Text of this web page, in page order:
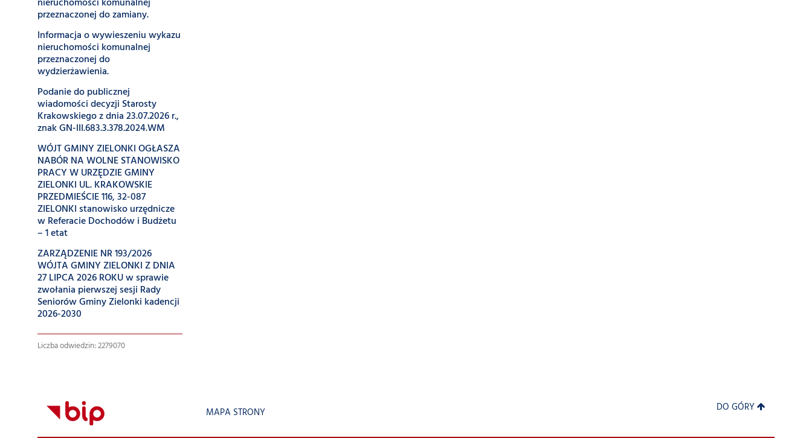
przeznaczonej do zamiany.
Informacja o wywieszeniu wykazu
nieruchomości komunalnej
przeznaczonej do
wydzierżawienia.
Podanie do publicznej
wiadomości decyzji Starosty
Krakowskiego z dnia 23.07.2026 r.,
znak GN-III.683.3.378.2024.WM
WÓJT GMINY ZIELONKI OGŁASZA
NABÓR NA WOLNE STANOWISKO
PRACY W URZĘDZIE GMINY
ZIELONKI UL. KRAKOWSKIE
PRZEDMIEŚCIE 116, 32-087
ZIELONKI stanowisko urzędnicze
w Referacie Dochodów i Budżetu
– 1 etat
ZARZĄDZENIE NR 193/2026
WÓJTA GMINY ZIELONKI Z DNIA
27 LIPCA 2026 ROKU w sprawie
zwołania pierwszej sesji Rady
Seniorów Gminy Zielonki kadencji
2026-2030
Liczba odwiedzin: 2279070
MAPA STRONY DO GÓRY